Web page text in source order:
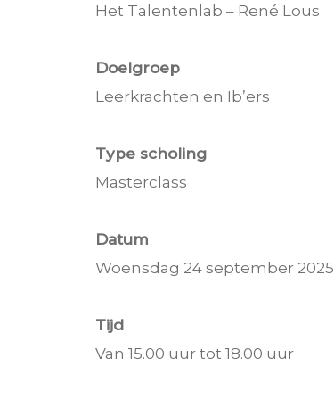
Het Talentenlab – René Lous
Doelgroep
Leerkrachten en Ib’ers
Type scholing
Masterclass
Datum
Woensdag 24 september 2025
Tijd
Van 15.00 uur tot 18.00 uur